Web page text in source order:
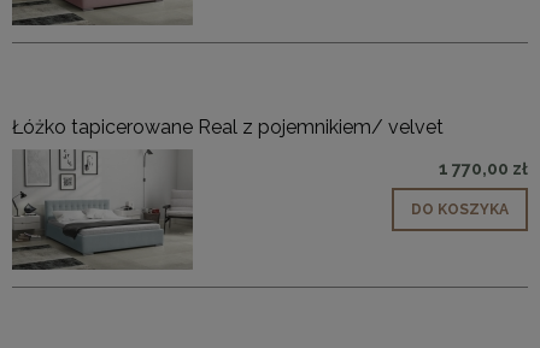
Łóżko tapicerowane Real z pojemnikiem/ velvet
1 770,00 zł
DO KOSZYKA